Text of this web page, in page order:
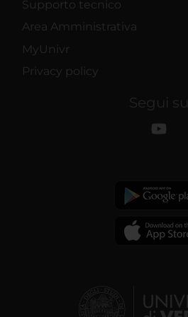
Supporto tecnico
Area Amministrativa
MyUnivr
Privacy policy
Segui su